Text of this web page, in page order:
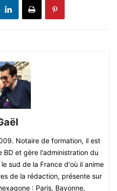
Notaire de formation, il est
BD et gère l'administration du
sud de la France d'où il anime
de la rédaction, présente sur
: Paris, Bayonne,